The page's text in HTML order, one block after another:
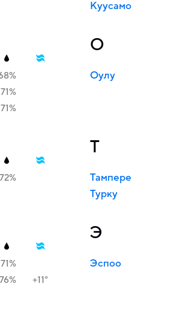
Куусамо
71%
71%
О
Оулу
72%
Т
Тампере
Турку
71%
76% +11°
Э
Эспоо